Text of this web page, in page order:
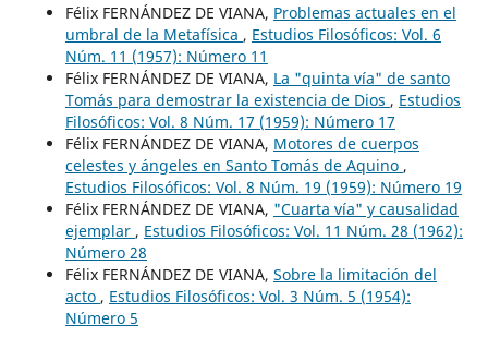
Félix FERNÁNDEZ DE VIANA, Problemas actuales en el
umbral de la Metafísica , Estudios Filosóficos: Vol. 6
Núm. 11 (1957): Número 11
Félix FERNÁNDEZ DE VIANA, La "quinta vía" de santo
Tomás para demostrar la existencia de Dios , Estudios
Filosóficos: Vol. 8 Núm. 17 (1959): Número 17
Félix FERNÁNDEZ DE VIANA, Motores de cuerpos
celestes y ángeles en Santo Tomás de Aquino ,
Estudios Filosóficos: Vol. 8 Núm. 19 (1959): Número 19
Félix FERNÁNDEZ DE VIANA, "Cuarta vía" y causalidad
ejemplar , Estudios Filosóficos: Vol. 11 Núm. 28 (1962):
Número 28
Félix FERNÁNDEZ DE VIANA, Sobre la limitación del
acto , Estudios Filosóficos: Vol. 3 Núm. 5 (1954):
Número 5